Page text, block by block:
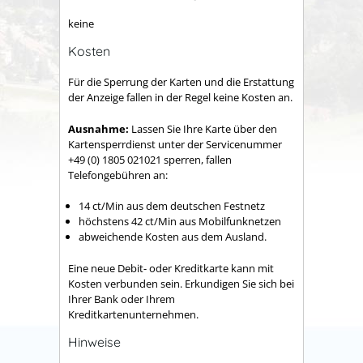
keine
Kosten
Für die Sperrung der Karten und die Erstattung
der Anzeige fallen in der Regel keine Kosten an.
Ausnahme: Lassen Sie Ihre Karte über den
Kartensperrdienst unter der Servicenummer
+49 (0) 1805 021021 sperren, fallen
Telefongebühren an:
14 ct/Min aus dem deutschen Festnetz
höchstens 42 ct/Min aus Mobilfunknetzen
abweichende Kosten aus dem Ausland.
Eine neue Debit- oder Kreditkarte kann mit
Kosten verbunden sein. Erkundigen Sie sich bei
Ihrer Bank oder Ihrem
Kreditkartenunternehmen.
Hinweise